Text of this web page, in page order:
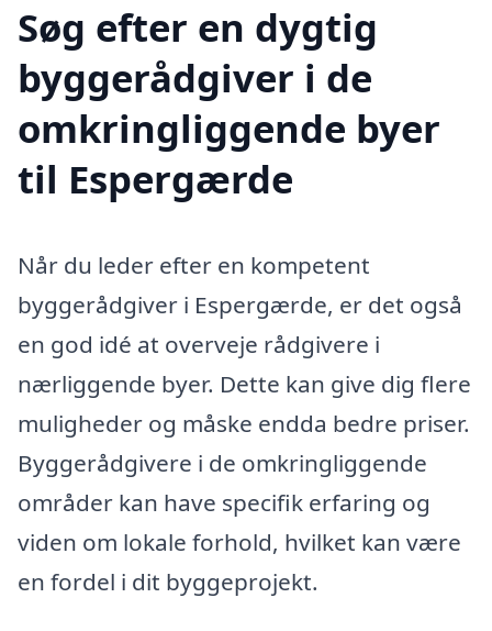
Søg efter en dygtig
byggerådgiver i de
omkringliggende byer
til Espergærde
Når du leder efter en kompetent
byggerådgiver i Espergærde, er det også
en god idé at overveje rådgivere i
nærliggende byer. Dette kan give dig flere
muligheder og måske endda bedre priser.
Byggerådgivere i de omkringliggende
områder kan have specifik erfaring og
viden om lokale forhold, hvilket kan være
en fordel i dit byggeprojekt.